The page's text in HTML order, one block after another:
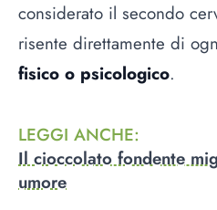
considerato il secondo
risente direttamente di
fisico o psicologico.
LEGGI ANCHE:
Il cioccolato fondente
umore